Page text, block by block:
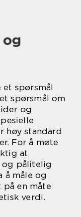
et spørsmål
spørsmål om
og
høy standard
For å møte
at
og pålitelig
å måle og
en måte
verdi.